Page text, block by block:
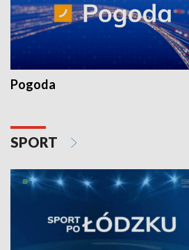
Pogoda
SPORT